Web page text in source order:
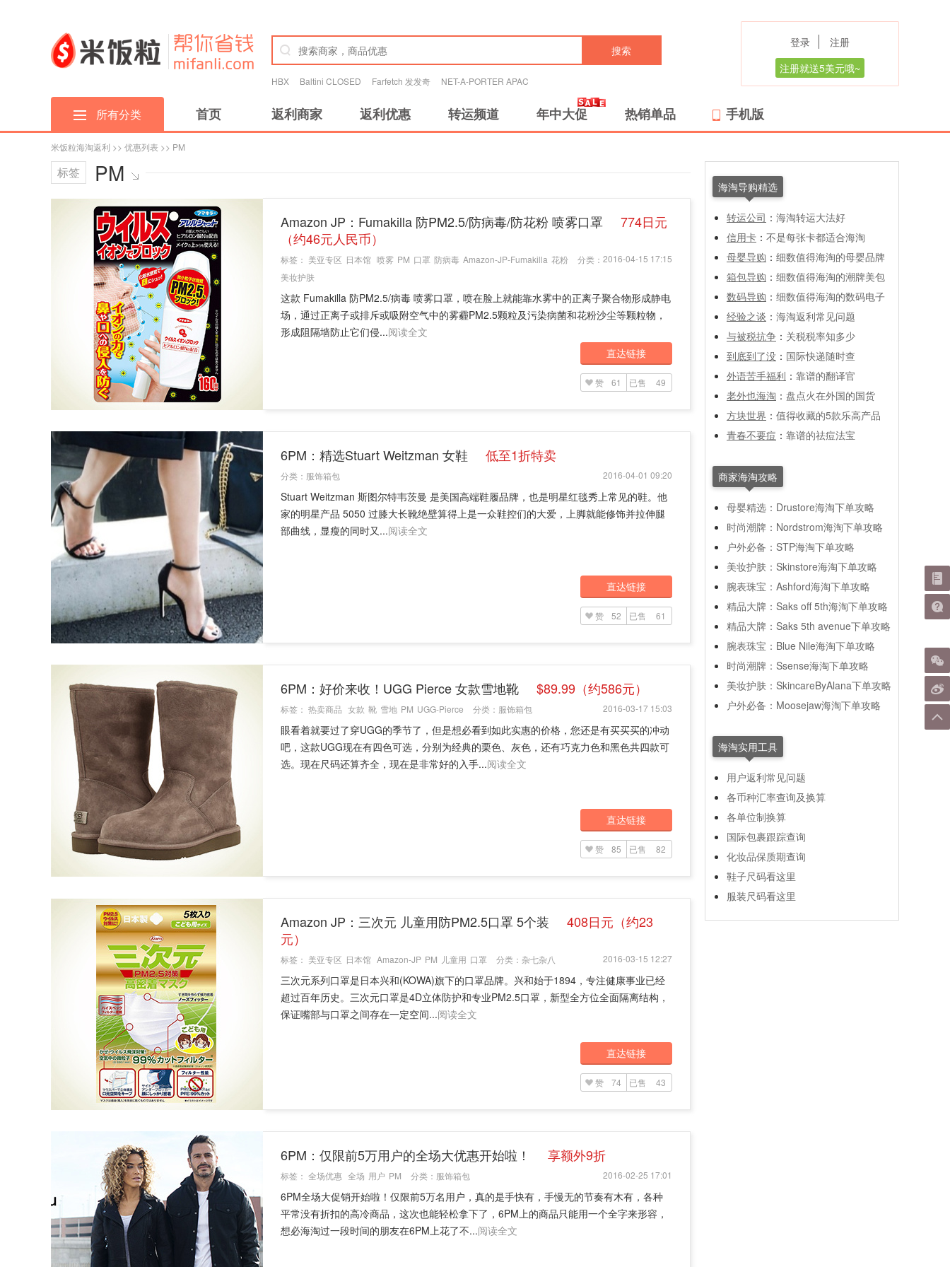
搜索
HBX Baltini CLOSED Farfetch 发发奇 NET-A-PORTER APAC
登录
注册
注册就送5美元哦~
所有分类 首页 返利商家 返利优惠 转运频道 年中大促 热销单品 手机版
米饭粒海淘返利 >> 优惠列表 >> PM
标签 PM
Amazon JP：Fumakilla 防PM2.5/防病毒/防花粉 喷雾口罩
774日元
（约46元人民币）
2016-04-15 17:15
标签： 美亚专区 日本馆 喷雾 PM 口罩 防病毒 Amazon-JP-Fumakilla 花粉
分类：
美妆护肤
这款 Fumakilla 防PM2.5/病毒 喷雾口罩，喷在脸上就能靠水雾中的正离子聚合物形成静电
场，通过正离子或排斥或吸附空气中的雾霾PM2.5颗粒及污染病菌和花粉沙尘等颗粒物，
形成阻隔墙防止它们侵...阅读全文
直达链接
赞 61 已售 49
6PM：精选Stuart Weitzman 女鞋 低至1折特卖
2016-04-01 09:20
分类： 服饰箱包
Stuart Weitzman 斯图尔特韦茨曼 是美国高端鞋履品牌，也是明星红毯秀上常见的鞋。他
家的明星产品 5050 过膝大长靴绝壁算得上是一众鞋控们的大爱，上脚就能修饰并拉伸腿
部曲线，显瘦的同时又...阅读全文
直达链接
赞 52 已售 61
6PM：好价来收！UGG Pierce 女款雪地靴 $89.99（约586元）
2016-03-17 15:03
标签： 热卖商品 女款 靴 雪地 PM UGG-Pierce 分类： 服饰箱包
眼看着就要过了穿UGG的季节了，但是想必看到如此实惠的价格，您还是有买买买的冲动
吧，这款UGG现在有四色可选，分别为经典的栗色、灰色，还有巧克力色和黑色共四款可
选。现在尺码还算齐全，现在是非常好的入手...阅读全文
直达链接
赞 85 已售 82
Amazon JP：三次元 儿童用防PM2.5口罩 5个装
408日元（约23
元）
2016-03-15 12:27
标签： 美亚专区 日本馆 Amazon-JP PM 儿童用 口罩 分类： 杂七杂八
三次元系列口罩是日本兴和(KOWA)旗下的口罩品牌。兴和始于1894，专注健康事业已经
超过百年历史。三次元口罩是4D立体防护和专业PM2.5口罩，新型全方位全面隔离结构，
保证嘴部与口罩之间存在一定空间...阅读全文
直达链接
赞 74 已售 43
6PM：仅限前5万用户的全场大优惠开始啦！ 享额外9折
2016-02-25 17:01
标签： 全场优惠 全场 用户 PM 分类： 服饰箱包
6PM全场大促销开始啦！仅限前5万名用户，真的是手快有，手慢无的节奏有木有，各种
平常没有折扣的高冷商品，这次也能轻松拿下了，6PM上的商品只能用一个全字来形容，
想必海淘过一段时间的朋友在6PM上花了不...阅读全文
海淘导购精选
转运公司 ： 海淘转运大法好
信用卡 ： 不是每张卡都适合海淘
母婴导购 ： 细数值得海淘的母婴品牌
箱包导购 ： 细数值得海淘的潮牌美包
数码导购 ： 细数值得海淘的数码电子
经验之谈 ： 海淘返利常见问题
与被税抗争 ： 关税税率知多少
到底到了没 ： 国际快递随时查
外语苦手福利 ： 靠谱的翻译官
老外也海淘 ： 盘点火在外国的国货
方块世界 ： 值得收藏的5款乐高产品
青春不要痘 ： 靠谱的祛痘法宝
商家海淘攻略
母婴精选：Drustore海淘下单攻略
时尚潮牌：Nordstrom海淘下单攻略
户外必备：STP海淘下单攻略
美妆护肤：Skinstore海淘下单攻略
腕表珠宝：Ashford海淘下单攻略
精品大牌：Saks off 5th海淘下单攻略
精品大牌：Saks 5th avenue下单攻略
腕表珠宝：Blue Nile海淘下单攻略
时尚潮牌：Ssense海淘下单攻略
美妆护肤：SkincareByAlana下单攻略
户外必备：Moosejaw海淘下单攻略
海淘实用工具
用户返利常见问题
各币种汇率查询及换算
各单位制换算
国际包裹跟踪查询
化妆品保质期查询
鞋子尺码看这里
服装尺码看这里